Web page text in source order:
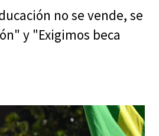
no se vende, se
y "Exigimos beca